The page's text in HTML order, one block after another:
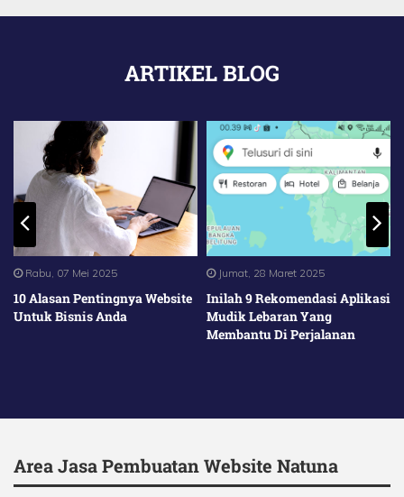
ARTIKEL BLOG
Rabu, 07 Mei 2025
10 Alasan Pentingnya Website
Untuk Bisnis Anda
Jumat, 28 Maret 2025
Inilah 9 Rekomendasi Aplikasi
Mudik Lebaran Yang
Membantu Di Perjalanan
Area Jasa Pembuatan Website Natuna